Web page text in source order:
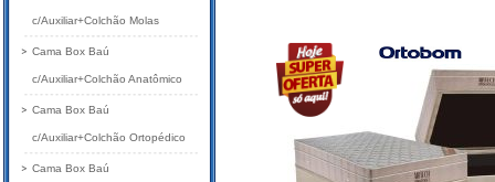
c/Auxiliar+Colchão Molas
Cama Box Baú
c/Auxiliar+Colchão Anatômico
Cama Box Baú
c/Auxiliar+Colchão Ortopédico
Cama Box Baú